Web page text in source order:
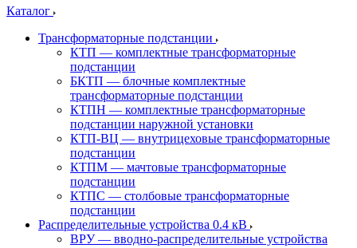
Каталог
Трансформаторные подстанции
КТП — комплектные трансформаторные
подстанции
БКТП — блочные комплектные
трансформаторные подстанции
КТПН — комплектные трансформаторные
подстанции наружной установки
КТП-ВЦ — внутрицеховые трансформаторные
подстанции
КТПМ — мачтовые трансформаторные
подстанции
КТПС — столбовые трансформаторные
подстанции
Распределительные устройства 0.4 кВ
ВРУ — вводно-распределительные устройства